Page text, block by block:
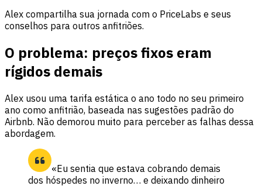
Alex compartilha sua jornada com o PriceLabs e seus
conselhos para outros anfitriões.
O problema: preços fixos eram
rígidos demais
Alex usou uma tarifa estática o ano todo no seu primeiro
ano como anfitrião, baseada nas sugestões padrão do
Airbnb. Não demorou muito para perceber as falhas dessa
abordagem.
«Eu sentia que estava cobrando demais
dos hóspedes no inverno… e deixando dinheiro